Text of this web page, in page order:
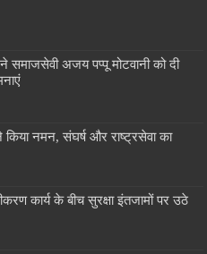
ने समाजसेवी अजय पप्पू मोटवानी को दी
किया नमन, संघर्ष और राष्ट्रसेवा का
कार्य के बीच सुरक्षा इंतजामों पर उठे